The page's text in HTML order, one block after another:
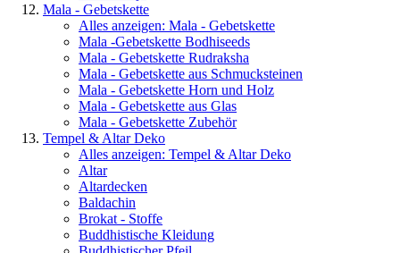
Mala - Gebetskette
Alles anzeigen: Mala - Gebetskette
Mala -Gebetskette Bodhiseeds
Mala - Gebetskette Rudraksha
Mala - Gebetskette aus Schmucksteinen
Mala - Gebetskette Horn und Holz
Mala - Gebetskette aus Glas
Mala - Gebetskette Zubehör
Tempel & Altar Deko
Alles anzeigen: Tempel & Altar Deko
Altar
Altardecken
Baldachin
Brokat - Stoffe
Buddhistische Kleidung